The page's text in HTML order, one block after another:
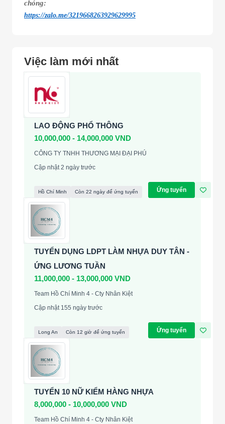
chóng:
https://zalo.me/3219668263929629995
Việc làm mới nhất
LAO ĐỘNG PHỔ THÔNG
10,000,000 - 14,000,000 VND
CÔNG TY TNHH THƯƠNG MẠI ĐẠI PHÚ
Cập nhật 2 ngày trước
Hồ Chí Minh Còn 22 ngày để ứng tuyển Ứng tuyển
TUYỂN DỤNG LDPT LÀM NHỰA DUY TÂN -
ỨNG LƯƠNG TUẦN
11,000,000 - 13,000,000 VND
Team Hồ Chí Minh 4 - Cty Nhân Kiệt
Cập nhật 155 ngày trước
Long An Còn 12 giờ để ứng tuyển Ứng tuyển
TUYỂN 10 NỮ KIỂM HÀNG NHỰA
8,000,000 - 10,000,000 VND
Team Hồ Chí Minh 4 - Cty Nhân Kiệt